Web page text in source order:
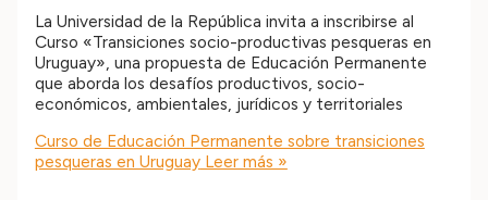
La Universidad de la República invita a inscribirse al
Curso «Transiciones socio-productivas pesqueras en
Uruguay», una propuesta de Educación Permanente
que aborda los desafíos productivos, socio-
económicos, ambientales, jurídicos y territoriales
Curso de Educación Permanente sobre transiciones
pesqueras en UruguayLeer más »